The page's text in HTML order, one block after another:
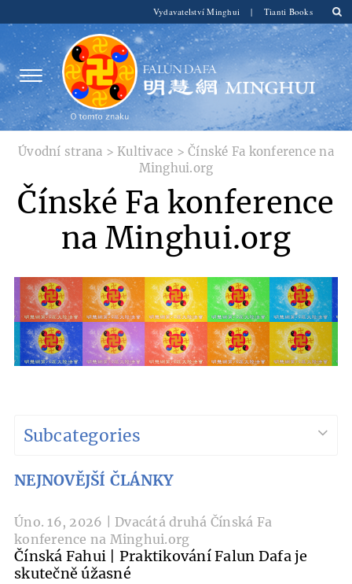
Vydavatelství Minghui | Tianti Books
Úvodní strana > Kultivace >Čínské Fa konference na
Minghui.org
Čínské Fa konference
na Minghui.org
Subcategories
NEJNOVĚJŠÍ ČLÁNKY
Úno. 16, 2026 | Dvacátá druhá Čínská Fa
konference na Minghui.org
Čínská Fahui | Praktikování Falun Dafa je
skutečně úžasné